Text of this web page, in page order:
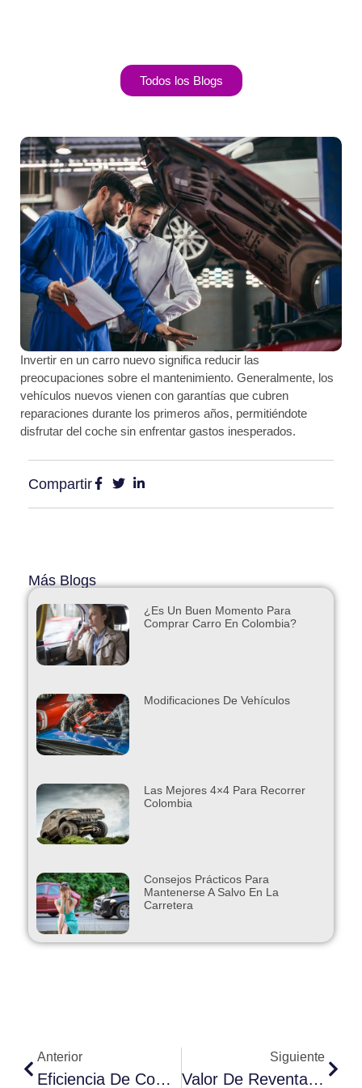
Todos los Blogs
Invertir en un carro nuevo significa reducir las
preocupaciones sobre el mantenimiento. Generalmente, los
vehículos nuevos vienen con garantías que cubren
reparaciones durante los primeros años, permitiéndote
disfrutar del coche sin enfrentar gastos inesperados.
Compartir
Más Blogs
¿Es Un Buen Momento Para
Comprar Carro En Colombia?
Modificaciones De Vehículos
Las Mejores 4×4 Para Recorrer
Colombia
Consejos Prácticos Para
Mantenerse A Salvo En La
Carretera
Anterior
Eficiencia De Combustible Mejorada
Siguiente
Valor De Reventa Atractivo